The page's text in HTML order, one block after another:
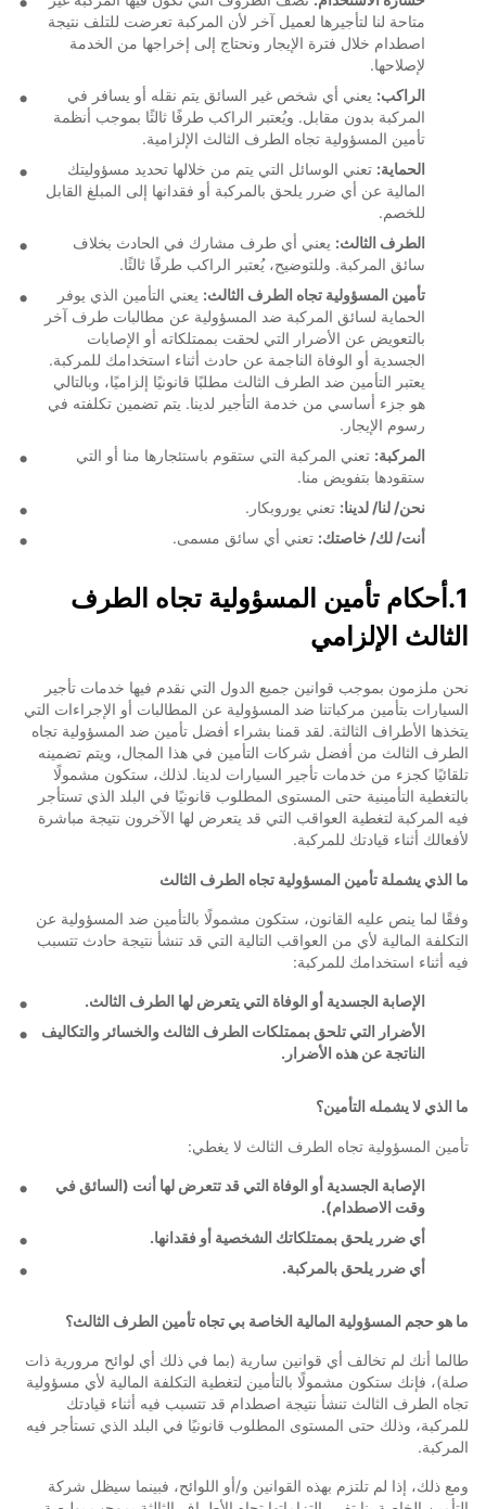
متاحة لنا لتأجيرها لعميل آخر لأن المركبة تعرضت للتلف نتيجة
اصطدام خلال فترة الإيجار ونحتاج إلى إخراجها من الخدمة
لإصلاحها.
الراكب: يعني أي شخص غير السائق يتم نقله أو يسافر في
المركبة بدون مقابل. ويُعتبر الراكب طرفًا ثالثًا بموجب أنظمة
تأمين المسؤولية تجاه الطرف الثالث الإلزامية.
الحماية: تعني الوسائل التي يتم من خلالها تحديد مسؤوليتك
المالية عن أي ضرر يلحق بالمركبة أو فقدانها إلى المبلغ القابل
للخصم.
الطرف الثالث: يعني أي طرف مشارك في الحادث بخلاف
سائق المركبة. وللتوضيح، يُعتبر الراكب طرفًا ثالثًا.
تأمين المسؤولية تجاه الطرف الثالث: يعني التأمين الذي يوفر
الحماية لسائق المركبة ضد المسؤولية عن مطالبات طرف آخر
بالتعويض عن الأضرار التي لحقت بممتلكاته أو الإصابات
الجسدية أو الوفاة الناجمة عن حادث أثناء استخدامك للمركبة.
يعتبر التأمين ضد الطرف الثالث مطلبًا قانونيًا إلزاميًا، وبالتالي
هو جزء أساسي من خدمة التأجير لدينا. يتم تضمين تكلفته في
رسوم الإيجار.
المركبة: تعني المركبة التي ستقوم باستئجارها منا أو التي
ستقودها بتفويض منا.
نحن/ لنا/ لدينا: تعني يوروبكار.
أنت/ لك/ خاصتك: تعني أي سائق مسمى.
1.أحكام تأمين المسؤولية تجاه الطرف
الثالث الإلزامي
نحن ملزمون بموجب قوانين جميع الدول التي نقدم فيها خدمات تأجير
السيارات بتأمين مركباتنا ضد المسؤولية عن المطالبات أو الإجراءات التي
يتخذها الأطراف الثالثة. لقد قمنا بشراء أفضل تأمين ضد المسؤولية تجاه
الطرف الثالث من أفضل شركات التأمين في هذا المجال، ويتم تضمينه
تلقائيًا كجزء من خدمات تأجير السيارات لدينا. لذلك، ستكون مشمولًا
بالتغطية التأمينية حتى المستوى المطلوب قانونيًا في البلد الذي تستأجر
فيه المركبة لتغطية العواقب التي قد يتعرض لها الآخرون نتيجة مباشرة
لأفعالك أثناء قيادتك للمركبة.
ما الذي يشملة تأمين المسؤولية تجاه الطرف الثالث
وفقًا لما ينص عليه القانون، ستكون مشمولًا بالتأمين ضد المسؤولية عن
التكلفة المالية لأي من العواقب التالية التي قد تنشأ نتيجة حادث تتسبب
فيه أثناء استخدامك للمركبة:
الإصابة الجسدية أو الوفاة التي يتعرض لها الطرف الثالث.
الأضرار التي تلحق بممتلكات الطرف الثالث والخسائر والتكاليف
الناتجة عن هذه الأضرار.
ما الذي لا يشمله التأمين؟
تأمين المسؤولية تجاه الطرف الثالث لا يغطي:
الإصابة الجسدية أو الوفاة التي قد تتعرض لها أنت (السائق في
وقت الاصطدام).
أي ضرر يلحق بممتلكاتك الشخصية أو فقدانها.
أي ضرر يلحق بالمركبة.
ما هو حجم المسؤولية المالية الخاصة بي تجاه تأمين الطرف الثالث؟
طالما أنك لم تخالف أي قوانين سارية (بما في ذلك أي لوائح مرورية ذات
صلة)، فإنك ستكون مشمولًا بالتأمين لتغطية التكلفة المالية لأي مسؤولية
تجاه الطرف الثالث تنشأ نتيجة اصطدام قد تتسبب فيه أثناء قيادتك
للمركبة، وذلك حتى المستوى المطلوب قانونيًا في البلد الذي تستأجر فيه
المركبة.
ومع ذلك، إذا لم تلتزم بهذه القوانين و/أو اللوائح، فبينما سيظل شركة